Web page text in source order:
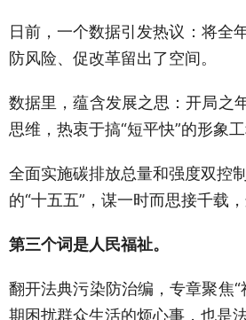
日前，一个数据引发热议：将全
防风险、促改革留出了空间。
数据里，蕴含发展之思：开局之
思维，热衷于搞“短平快”的形象
全面实施碳排放总量和强度双控
的“十五五”，谋一时而思接千载
第三个词是人民福祉。
翻开法典污染防治编，专章聚焦
期困扰群众生活的烦心事，也是